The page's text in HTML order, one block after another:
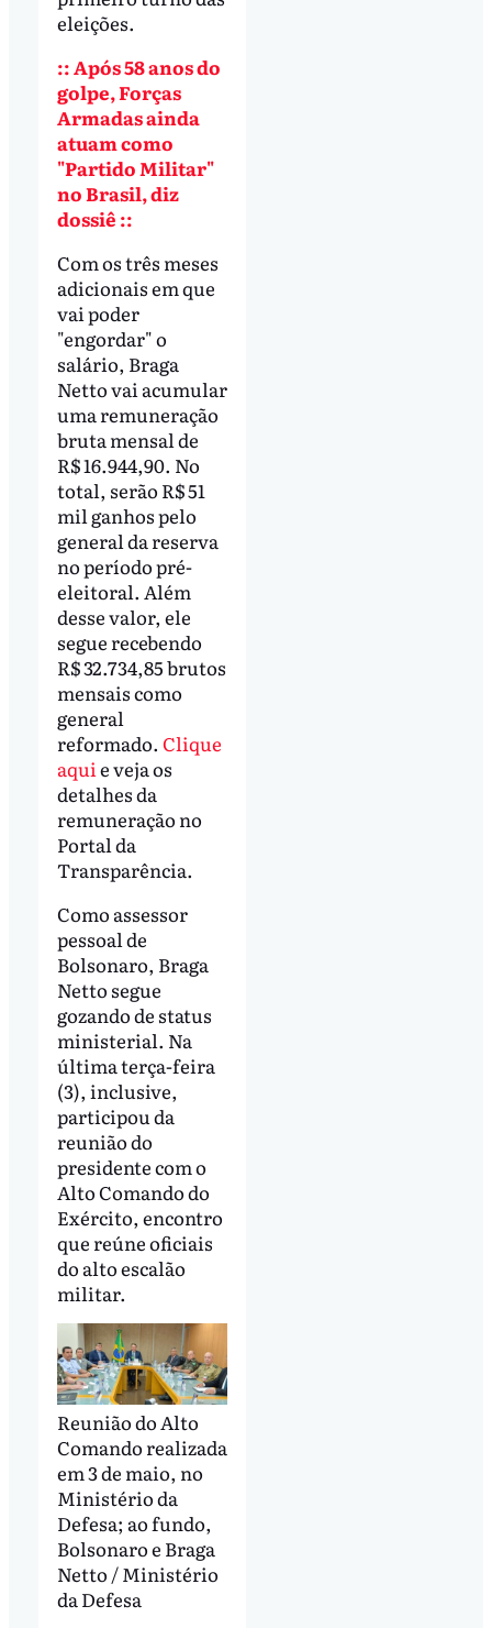
eleições.
:: Após 58 anos do
golpe, Forças
Armadas ainda
atuam como
"Partido Militar"
no Brasil, diz
dossiê ::
Com os três meses
adicionais em que
vai poder
"engordar" o
salário, Braga
Netto vai acumular
uma remuneração
bruta mensal de
R$ 16.944,90. No
total, serão R$ 51
mil ganhos pelo
general da reserva
no período pré-
eleitoral. Além
desse valor, ele
segue recebendo
R$ 32.734,85 brutos
mensais como
general
reformado. Clique
aqui e veja os
detalhes da
remuneração no
Portal da
Transparência.
Como assessor
pessoal de
Bolsonaro, Braga
Netto segue
gozando de status
ministerial. Na
última terça-feira
(3), inclusive,
participou da
reunião do
presidente com o
Alto Comando do
Exército, encontro
que reúne oficiais
do alto escalão
militar.
Reunião do Alto
Comando realizada
em 3 de maio, no
Ministério da
Defesa; ao fundo,
Bolsonaro e Braga
Netto / Ministério
da Defesa